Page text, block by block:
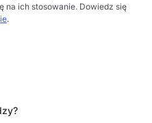
na ich stosowanie. Dowiedz się
.